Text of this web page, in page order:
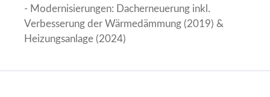
- Modernisierungen: Dacherneuerung inkl.
Verbesserung der Wärmedämmung (2019) &
Heizungsanlage (2024)